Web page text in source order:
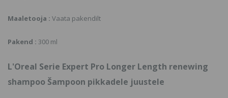
Maaletooja : Vaata pakendilt
Pakend : 300 ml
L'Oreal Serie Expert Pro Longer Length renewing
shampoo Šampoon pikkadele juustele